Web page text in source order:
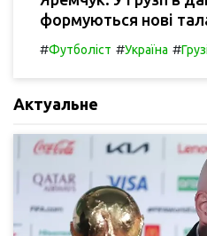
формуються нові
#Футболіст #Україна #
Актуальне